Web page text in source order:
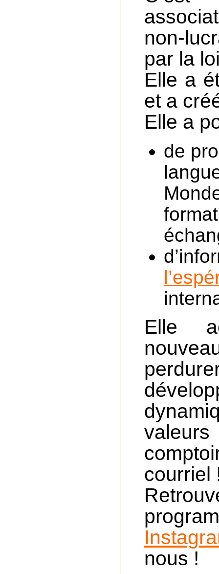
non-
par la
Elle a
et a
Elle a
de
Elle
courriel
nous !